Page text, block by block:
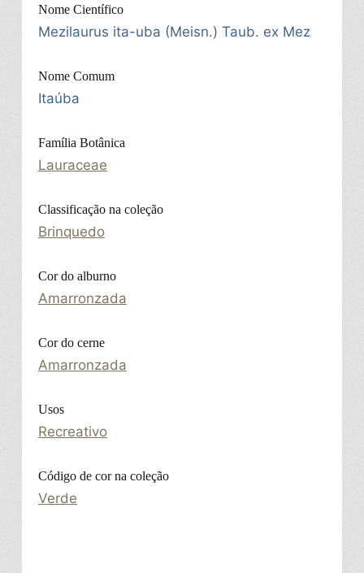
Nome Científico
Mezilaurus ita-uba (Meisn.) Taub. ex Mez
Nome Comum
Itaúba
Família Botânica
Lauraceae
Classificação na coleção
Brinquedo
Cor do alburno
Amarronzada
Cor do cerne
Amarronzada
Usos
Recreativo
Código de cor na coleção
Verde